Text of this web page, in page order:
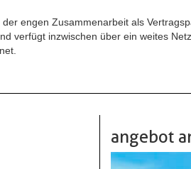
engen Zusammenarbeit als
verfügt inzwischen über ein weites
angebot